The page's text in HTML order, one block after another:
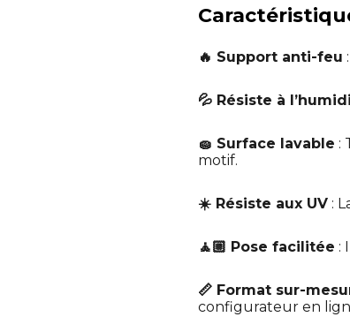
🔥 Support anti-feu
💦 Résiste à
🧽 Surface lavable :
motif.
☀️ Résiste aux UV :
🧘🏼 Pose facilitée :
📏 Format sur-
configurateur en